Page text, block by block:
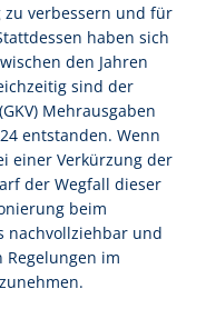
zu verbessern und für
haben sich
den Jahren
sind der
Mehrausgaben
entstanden. Wenn
einer Verkürzung der
der Wegfall dieser
beim
nachvollziehbar und
im